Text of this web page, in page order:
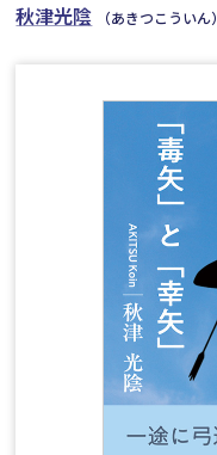
秋津光陰 （あきつこういん）